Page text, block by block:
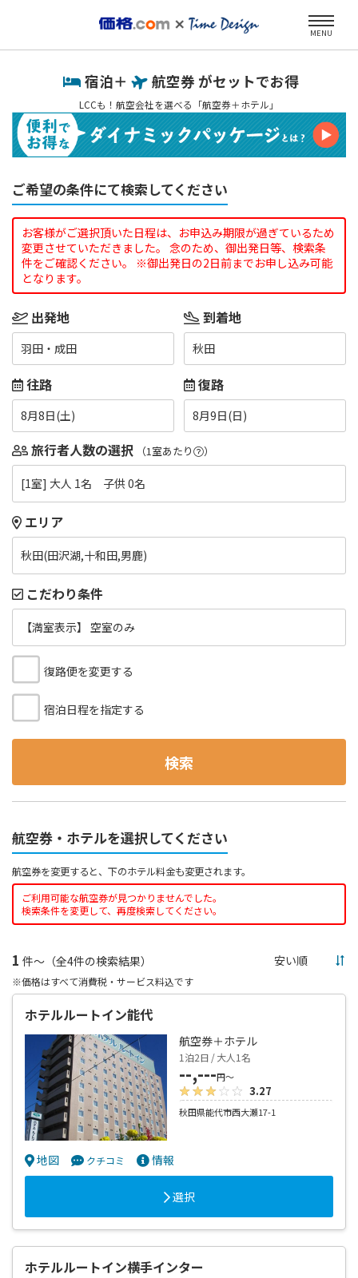
MENU
宿泊＋ 航空券 がセットでお得
LCCも！航空会社を選べる「航空券＋ホテル」
ご希望の条件にて検索してください
お客様がご選択頂いた日程は、お申込み期限が過ぎているため
変更させていただきました。 念のため、御出発日等、検索条
件をご確認ください。 ※御出発日の2日前までお申し込み可能
となります。
出発地
羽田・成田
到着地
秋田
往路
8月8日(土)
復路
8月9日(日)
旅行者人数の選択 （1室あたり ）
[1室] 大人 1名 子供 0名
エリア
秋田(田沢湖,十和田,男鹿)
こだわり条件
【満室表示】 空室のみ
復路便を変更する
宿泊日程を指定する
検索
航空券・ホテルを選択してください
航空券を変更すると、下のホテル料金も変更されます。
ご利用可能な航空券が見つかりませんでした。
検索条件を変更して、再度検索してください。
1 件～（全4件の検索結果）
※価格はすべて消費税・サービス料込です
ホテルルートイン能代
航空券＋ホテル
1泊2日 / 大人1名
--,---円～
3.27
秋田県能代市西大瀬17-1
地図 クチコミ 情報
選択
ホテルルートイン横手インター